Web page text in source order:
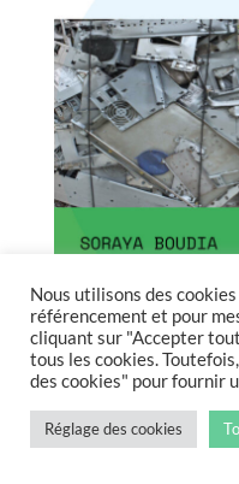
Nous utilisons des
référencement et pour
cliquant sur "Accepter
tous les cookies.
des cookies" pour fournir
Réglage des cookies